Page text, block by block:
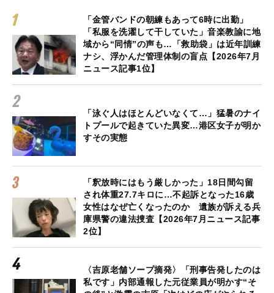
「金管バンドの朝練もあって6時に出勤」
「私服を洗濯して干していた」音楽教諭に地
域から“同情”の声も…「救助袋」は近年訓練
ナシ、浮かんだ管理体制の盲点【2026年7月
ニュース記事1位】
「泳ぐ人はほとんどいなくて…」猛暑のナイ
トプールで起きていた異変…港区女子が明か
すその実態
「釈放時にはもう厳しかった」18日間勾留
され体重27.7キロに…不起訴となった16歳
女性はなぜ亡くなったのか 遺族が訴える兵
庫県警の違法捜査【2026年7月ニュース記事
2位】
〈吉原老舗ソープ摘発〉「刑事告発したのは
私です」内部通報した元従業員が明かす“そ